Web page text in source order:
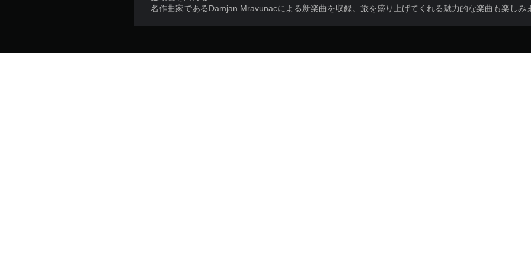
名作曲家であるDamjan Mravunacによる新楽曲を収録。旅を盛り上げてくれる魅力的な楽曲も楽しみ